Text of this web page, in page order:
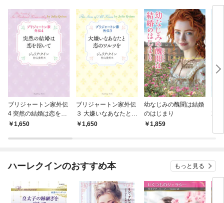
ブリジャートン家外伝
4 突然の結婚は恋を招
いて1,650
ブリジャートン家外伝
３ 大嫌いなあなたと恋
のワルツを
1,650
幼なじみの醜聞は結婚
のはじまり
1,859
2
ハーレクインのおすすめ本 もっと見る